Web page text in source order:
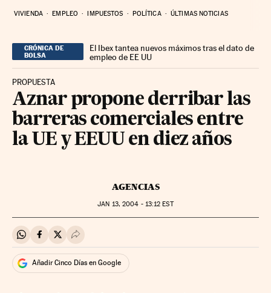
VIVIENDA EMPLEO IMPUESTOS POLÍTICA ÚLTIMAS NOTICIAS
CRÓNICA DE
BOLSA
El Ibex tantea nuevos máximos tras el dato de
empleo de EE UU
PROPUESTA
Aznar propone derribar las
barreras comerciales entre
la UE y EEUU en diez años
AGENCIAS
JAN 13, 2004 - 13:12 EST
Compartir en Whatsapp
Compartir en Facebook
Compartir en Twitter
Desplegar Redes Sociales
Añadir Cinco Días en Google